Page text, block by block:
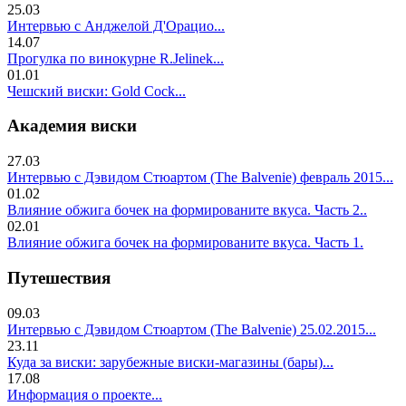
25.03
Интервью с Анджелой Д'Орацио...
14.07
Прогулка по винокурне R.Jelinek...
01.01
Чешский виски: Gold Cock...
Академия виски
27.03
Интервью с Дэвидом Стюартом (The Balvenie) февраль 2015...
01.02
Влияние обжига бочек на формированите вкуса. Часть 2..
02.01
Влияние обжига бочек на формированите вкуса. Часть 1.
Путешествия
09.03
Интервью с Дэвидом Стюартом (The Balvenie) 25.02.2015...
23.11
Куда за виски: зарубежные виски-магазины (бары)...
17.08
Информация о проекте...